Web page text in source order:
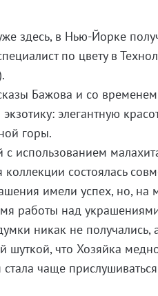
здесь, в Нью-Йорке
по цвету в
Бажова и со
элегантную
горы.
использованием
состоялась
имели успех, но, на
работы над
никак не получались,
шуткой, что Хозяйка
чаще